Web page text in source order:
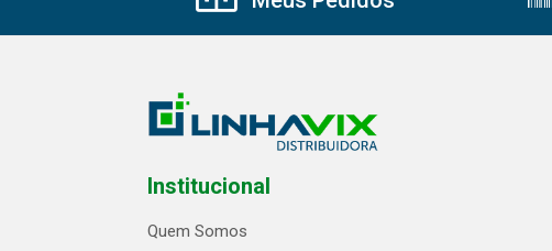
Institucional
Quem Somos